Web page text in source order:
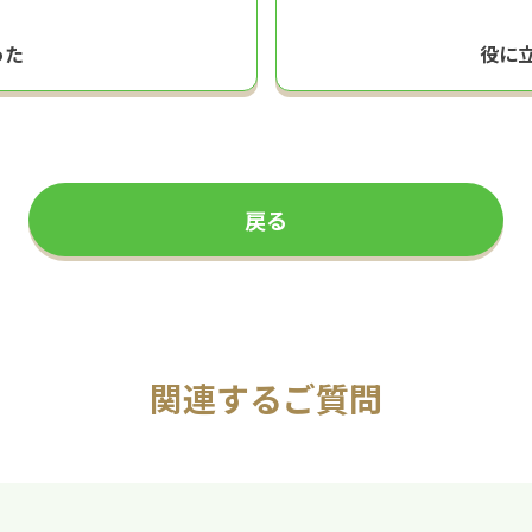
役に
戻る
関連するご質問